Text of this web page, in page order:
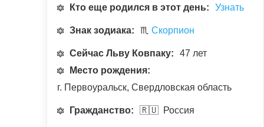
Кто еще родился в этот день: Узнать
Знак зодиака: ♏ Скорпион
Сейчас Льву Ковпаку:
47 лет
Место рождения:
г. Первоуральск, Свердловская область
Гражданство: 🇷🇺 Россия